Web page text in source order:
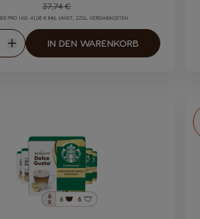
Regular Price
37,74 €
PRO 1 KG: 41,08 € INKL. MWST., ZZGL. VERSANDKOSTEN
Zunahme
IN DEN WARENKORB